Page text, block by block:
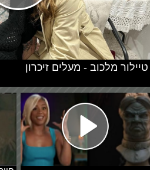
טיילור מלכוב - מעלים זיכרון